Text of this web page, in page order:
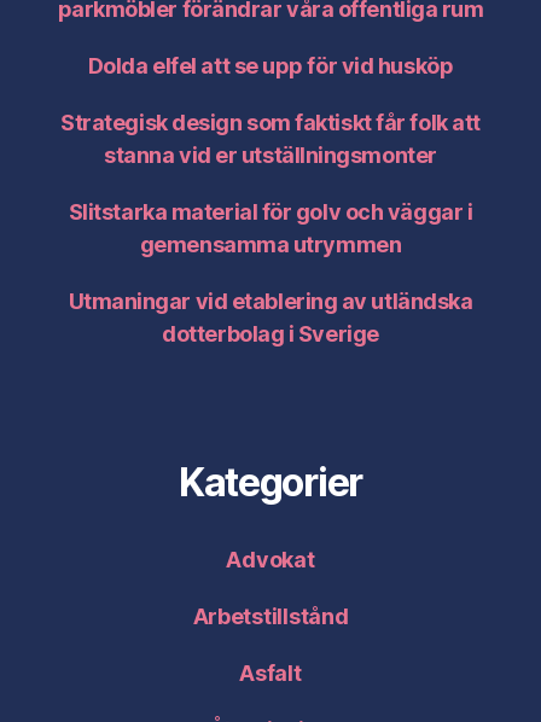
parkmöbler förändrar våra offentliga rum
Dolda elfel att se upp för vid husköp
Strategisk design som faktiskt får folk att
stanna vid er utställningsmonter
Slitstarka material för golv och väggar i
gemensamma utrymmen
Utmaningar vid etablering av utländska
dotterbolag i Sverige
Kategorier
Advokat
Arbetstillstånd
Asfalt